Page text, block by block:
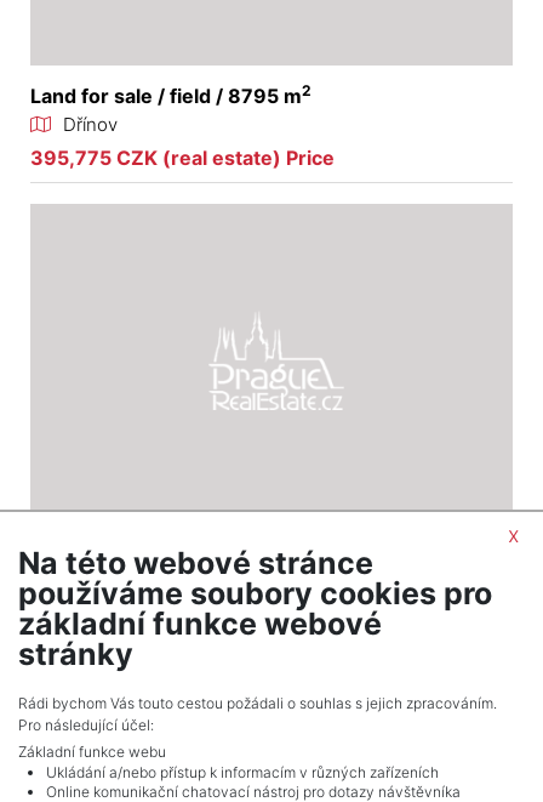
Land for sale / field / 8795 m2
Dřínov
395,775 CZK (real estate) Price
Land for sale / field / 6207 m2
Chržín
335,178 CZK (real estate) Price
Adverts total5.
x
Na této webové stránce
používáme soubory cookies pro
základní funkce webové
stránky
Rádi bychom Vás touto cestou požádali o souhlas s jejich zpracováním.
Pro následující účel:
Základní funkce webu
Ukládání a/nebo přístup k informacím v různých zařízeních
Online komunikační chatovací nástroj pro dotazy návštěvníka